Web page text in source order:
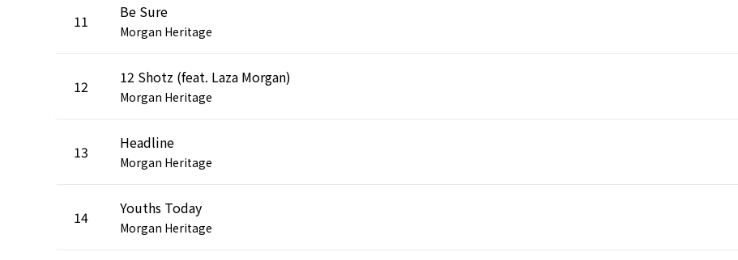
11 Be Sure
Morgan Heritage
12 12 Shotz (feat. Laza Morgan)
Morgan Heritage
13 Headline
Morgan Heritage
14 Youths Today
Morgan Heritage